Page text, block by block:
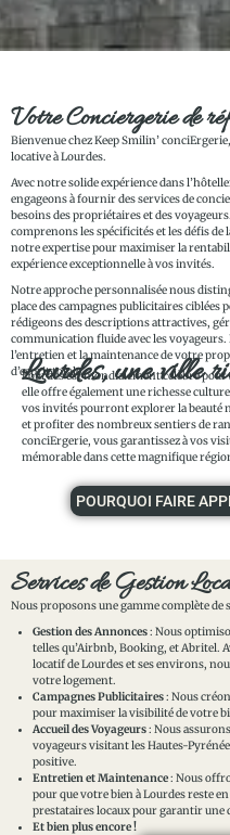
Votre Conciergerie de
Bienvenue chez Keep Smilin’
locative à Lourdes.
Avec notre solide expérience dans
engageons à fournir des services de
besoins des propriétaires et des
comprenons les spécificités et les défis
notre expertise pour maximiser la
expérience exceptionnelle à vos invités.
Notre approche personnalisée nous
place des campagnes publicitaires
rédigeons des descriptions attractives,
communication fluide avec les voyageurs.
l’entretien et la maintenance de votre
d’esprit totale.
Lourdes, une ville
Lourdes est mondialement célèbre pour
elle offre également une richesse
vos invités pourront explorer la beauté
et profiter des nombreux sentiers de
conciErgerie, vous garantissez à vos
mémorable dans cette magnifique
POURQUOI FAIRE
Services de Gestion
Nous proposons une gamme complète de
Gestion des Annonces: Nous
telles qu’Airbnb, Booking, et Abritel.
locatif de Lourdes et ses environs,
votre logement.
Campagnes Publicitaires: Nous
pour maximiser la visibilité de votre
Accueil des Voyageurs: Nous
voyageurs visitant les Hautes-
positive.
Entretien et Maintenance: Nous
pour que votre bien à Lourdes reste
prestataires locaux pour garantir une
Et bien plus encore !